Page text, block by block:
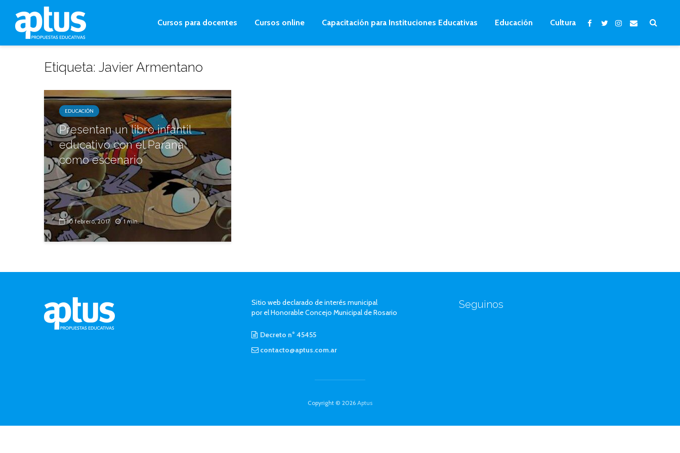
Cursos para docentes Cursos online Capacitación para Instituciones Educativas Educación Cultura
Etiqueta: Javier Armentano
EDUCACIÓN
Presentan un libro infantil
educativo con el Paraná
como escenario
10 febrero, 2017 1 min.
Sitio web declarado de interés municipal
por el Honorable Concejo Municipal de Rosario
Decreto n° 45455
contacto@aptus.com.ar
Seguinos
Copyright © 2026 Aptus